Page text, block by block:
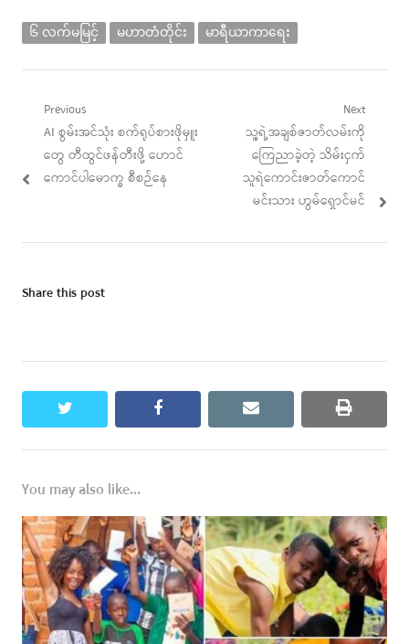
၆ လက်မမြင့် မဟာတံတိုင်း မာရီယာကာရေး
Post
navigation
Previous
Previous
post:
AI စွမ်းအင်သုံး စက်ရုပ်စားဖိုမှူး
တွေ တီထွင်ဖန်တီးဖို့ ဟောင်
ကောင်ပါမောက္ခ စီစဉ်နေ
Next
Next
post:
သူ့ရဲ့အချစ်ဇာတ်လမ်းကို
ကြေညာခဲ့တဲ့ သိမ်းငှက်
သူရဲကောင်းဇာတ်ကောင်
မင်းသား ဟွမ်ရှောင်မင်
Share this post
twitter facebook email print
You may also like...